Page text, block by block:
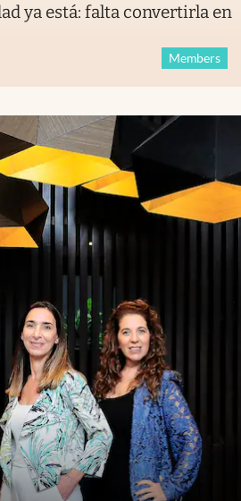
ya está: falta convertirla en
Members